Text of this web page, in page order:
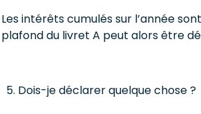
Les intérêts cumulés sur l’année
plafond du livret A peut alors être
Dois-je déclarer quelque chose ?